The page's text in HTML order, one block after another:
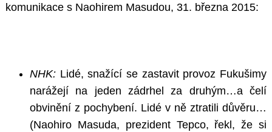
komunikace s Naohirem Masudou, 31. března 2015:
NHK: Lidé, snažící se zastavit provoz Fukušimy
narážejí na jeden zádrhel za druhým…a čelí
obvinění z pochybení. Lidé v ně ztratili důvěru…
(Naohiro Masuda, prezident Tepco, řekl, že si